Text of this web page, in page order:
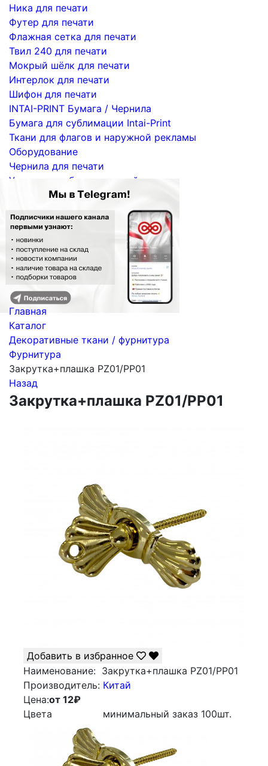
Ника для печати
Футер для печати
Флажная сетка для печати
Твил 240 для печати
Мокрый шёлк для печати
Интерлок для печати
Шифон для печати
INTAI-PRINT Бумага / Чернила
Бумага для сублимации Intai-Print
Ткани для флагов и наружной рекламы
Оборудование
Чернила для печати
Услуги по сублимационной печати
Главная
Каталог
Декоративные ткани / фурнитура
Фурнитура
Закрутка+плашка PZ01/PP01
Назад
Закрутка+плашка PZ01/PP01
Добавить в избранное
Наименование: Закрутка+плашка PZ01/PP01
Производитель: Китай
Цена:от 12₽
Цвета
минимальный заказ 100шт.